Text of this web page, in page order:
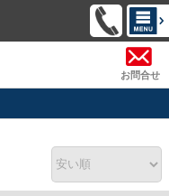
お問合せ